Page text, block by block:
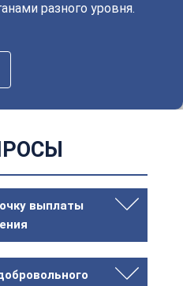
разного уровня.
выплаты